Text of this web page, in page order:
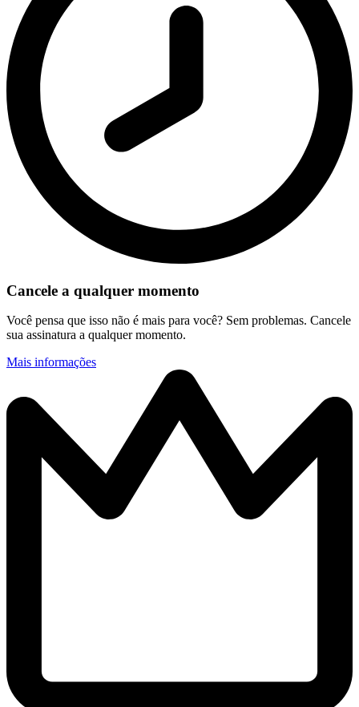
Cancele a qualquer momento
Você pensa que isso não é mais para você? Sem problemas. Cancele
sua assinatura a qualquer momento.
Mais informações